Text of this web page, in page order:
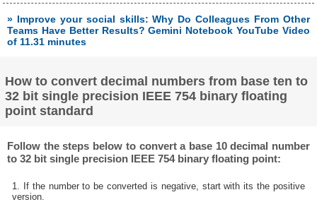
» Improve your social skills: Why Do Colleagues From Other
Teams Have Better Results? Gemini Notebook YouTube Video
of 11.31 minutes
How to convert decimal numbers from base ten to
32 bit single precision IEEE 754 binary floating
point standard
Follow the steps below to convert a base 10 decimal number
to 32 bit single precision IEEE 754 binary floating point:
1. If the number to be converted is negative, start with its the positive
version.